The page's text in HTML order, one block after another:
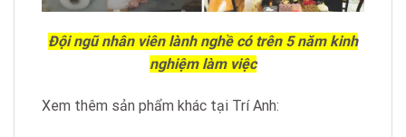
Đội ngũ nhân viên lành nghề có trên 5 năm kinh
nghiệm làm việc
Xem thêm sản phẩm khác tại Trí Anh: